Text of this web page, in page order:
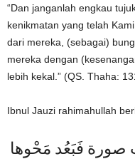
“Dan janganlah engkau
kenikmatan yang telah
dari mereka, (sebagai)
mereka dengan
lebih kekal.” (QS. Thaha:
Ibnul Jauzi rahimahullah
فَبَعُد مَحْوها